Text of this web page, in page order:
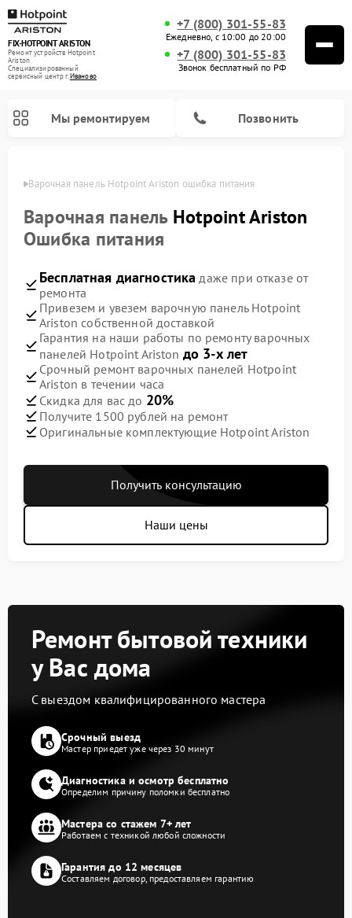
FIX-HOTPOINT ARISTON
Ремонт устройств Hotpoint
Ariston
Специализированный
cервисный центр г.Иваново
+7 (800) 301-55-83
Ежедневно, с 10:00 до 20:00
+7 (800) 301-55-83
Звонок бесплатный по РФ
Мы ремонтируем Позвонить
Варочная панель Hotpoint Ariston ошибка питания
Варочная панель Hotpoint Ariston
Ошибка питания
Бесплатная диагностика даже при отказе от
ремонта
Привезем и увезем варочную панель Hotpoint
Ariston собственной доставкой
Гарантия на наши работы по ремонту варочных
панелей Hotpoint Ariston до 3-х лет
Срочный ремонт варочных панелей Hotpoint
Ariston в течении часа
Скидка для вас до 20%
Получите 1500 рублей на ремонт
Оригинальные комплектующие Hotpoint Ariston
Получить консультацию
Наши цены
Ремонт бытовой техники
у Вас дома
С выездом квалифицированного мастера
Срочный выезд
Мастер приедет уже через 30 минут
Диагностика и осмотр бесплатно
Определим причину поломки бесплатно
Мастера со стажем 7+ лет
Работаем с техникой любой сложности
Гарантия до 12 месяцев
Составляем договор, предоставляем гарантию